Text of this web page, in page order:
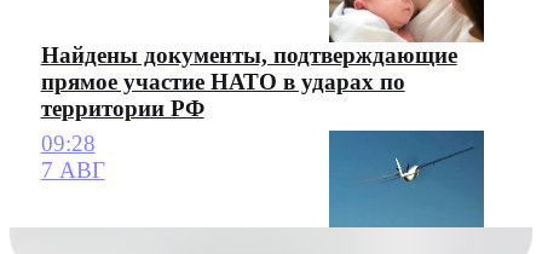
Найдены документы, подтверждающие
прямое участие НАТО в ударах по
территории РФ
09:28
7 АВГ